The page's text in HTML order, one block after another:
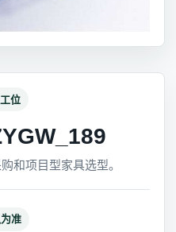
位
和项目型家具选型。
准